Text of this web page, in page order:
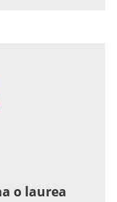
o laurea